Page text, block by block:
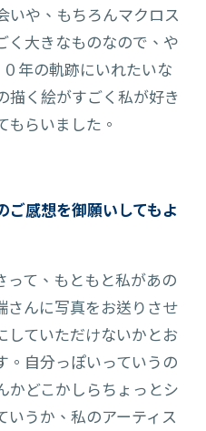
いや、もちろんマクロス
大きなものなので、や
０年の軌跡にいれたいな
描く絵がすごく私が好き
もらいました。
ご感想を御願いしてもよ
って、もともと私があの
さんに写真をお送りさせ
していただけないかとお
。 自分っぽいっていうの
かどこかしらちょっとシ
いうか、私のアーティス